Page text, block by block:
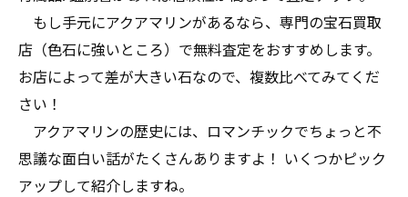
もし手元にアクアマリンがあるなら、専門の宝石買取
店（色石に強いところ）で無料査定をおすすめします。
お店によって差が大きい石なので、複数比べてみてくだ
さい！
アクアマリンの歴史には、ロマンチックでちょっと不
思議な面白い話がたくさんありますよ！ いくつかピック
アップして紹介しますね。